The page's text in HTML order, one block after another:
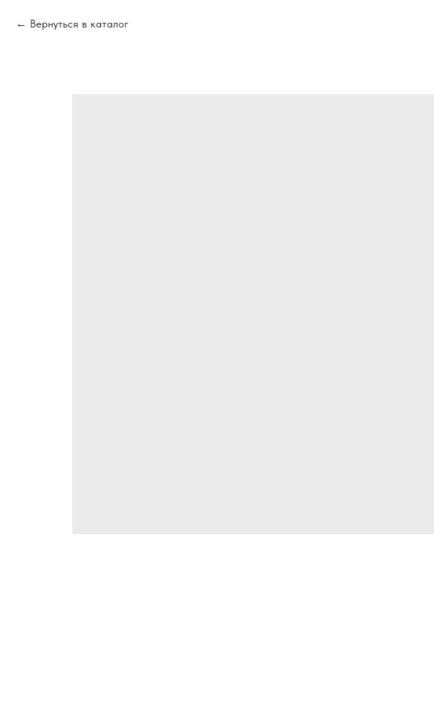
Вернуться в каталог